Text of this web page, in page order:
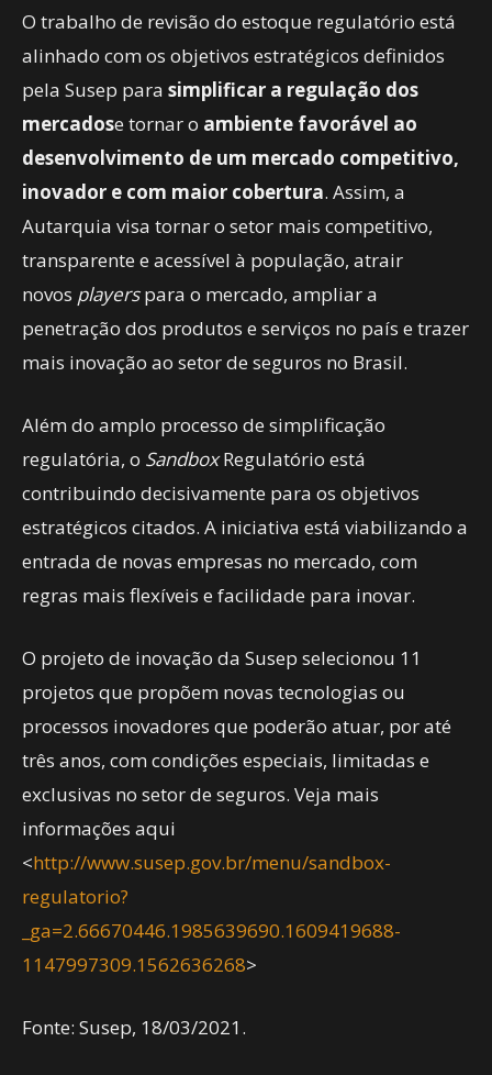
O trabalho de revisão do estoque regulatório está
alinhado com os objetivos estratégicos definidos
pela Susep para simplificar a regulação dos
mercadose tornar o ambiente favorável ao
desenvolvimento de um mercado competitivo,
inovador e com maior cobertura. Assim, a
Autarquia visa tornar o setor mais competitivo,
transparente e acessível à população, atrair
novos playerspara o mercado, ampliar a
penetração dos produtos e serviços no país e trazer
mais inovação ao setor de seguros no Brasil.
Além do amplo processo de simplificação
regulatória, o SandboxRegulatório está
contribuindo decisivamente para os objetivos
estratégicos citados. A iniciativa está viabilizando a
entrada de novas empresas no mercado, com
regras mais flexíveis e facilidade para inovar.
O projeto de inovação da Susep selecionou 11
projetos que propõem novas tecnologias ou
processos inovadores que poderão atuar, por até
três anos, com condições especiais, limitadas e
exclusivas no setor de seguros. Veja mais
informações aqui
<http://www.susep.gov.br/menu/sandbox-
regulatorio?
_ga=2.66670446.1985639690.1609419688-
1147997309.1562636268>
Fonte: Susep, 18/03/2021.